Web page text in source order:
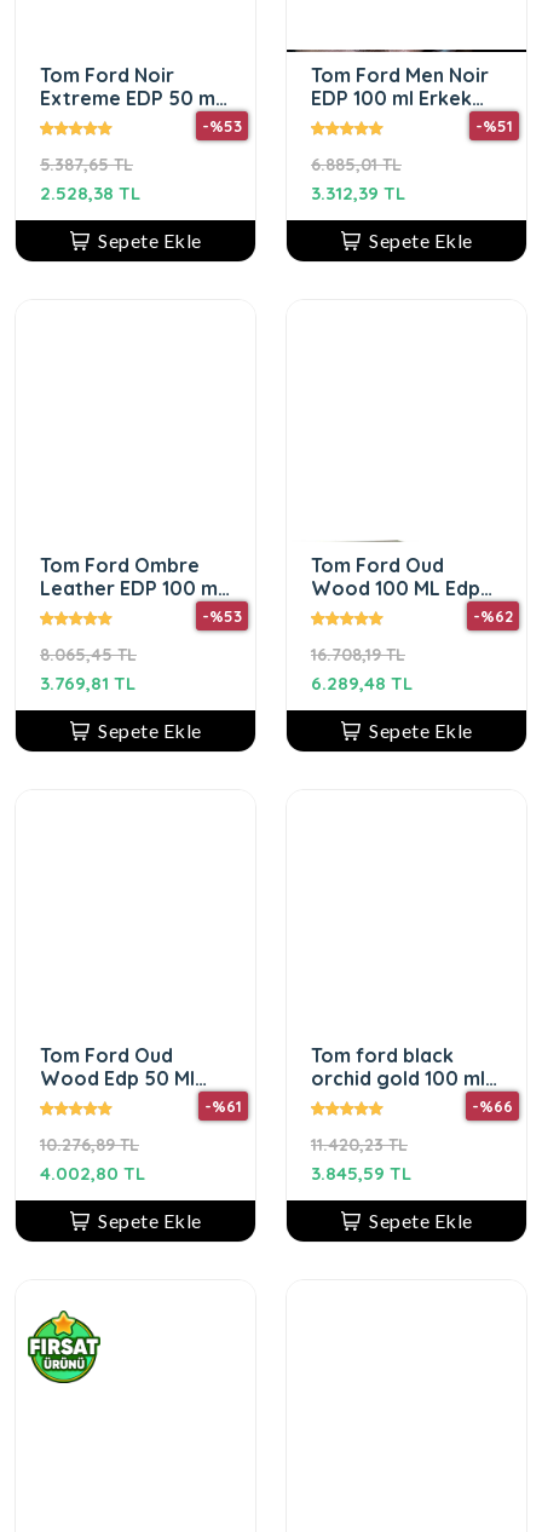
Tom Ford Noir
Extreme EDP 50 ml
Erkek Parfüm
5.387,65 TL
-%53
2.528,38 TL
Sepete Ekle
Tom Ford Men Noir
EDP 100 ml Erkek
Parfüm
6.885,01 TL
-%51
3.312,39 TL
Sepete Ekle
Tom Ford Ombre
Leather EDP 100 ml
Unisex Parfüm
8.065,45 TL
-%53
3.769,81 TL
Sepete Ekle
Tom Ford Oud
Wood 100 ML Edp
Erkek Parfüm
16.708,19 TL
-%62
6.289,48 TL
Sepete Ekle
Tom Ford Oud
Wood Edp 50 Ml
Parfüm
10.276,89 TL
-%61
4.002,80 TL
Sepete Ekle
Tom ford black
orchid gold 100 ml
Unisex Parfüm
11.420,23 TL
-%66
3.845,59 TL
Sepete Ekle